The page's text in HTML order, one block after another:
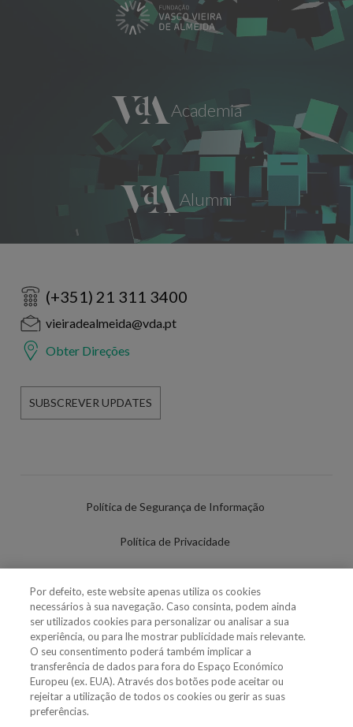
(+351) 21 311 3400
vieiradealmeida@vda.pt
Obter Direções
SUBSCREVER UPDATES
Política de Segurança de Informação
Política de Privacidade
Política de Cookies
Definições de cookies
Uso Fraudulento Nome/Marca
Por defeito, este website apenas utiliza os cookies
necessários à sua navegação. Caso consinta, podem ainda
ser utilizados cookies para personalizar ou analisar a sua
experiência, ou para lhe mostrar publicidade mais relevante.
O seu consentimento poderá também implicar a
transferência de dados para fora do Espaço Económico
Europeu (ex. EUA). Através dos botões pode aceitar ou
rejeitar a utilização de todos os cookies ou gerir as suas
preferências.